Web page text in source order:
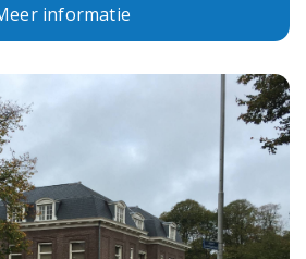
informatie